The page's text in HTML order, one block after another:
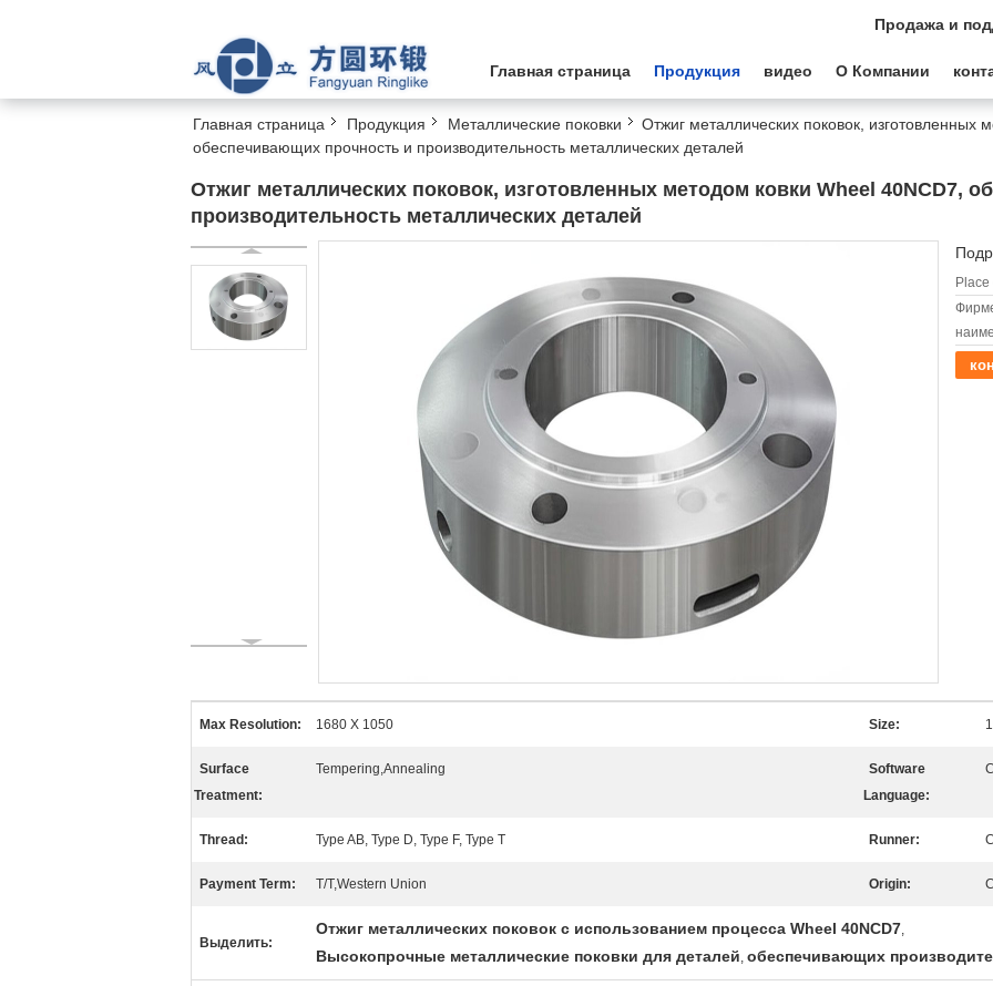
Продажа и
Главная страница Продукция видео О Компании
Главная страница Продукция Металлические поковки
Отжиг металлических поковок, изготовленных
обеспечивающих прочность и производительность металлических деталей
Отжиг металлических поковок, изготовленных методом ковки Wheel 40NCD7,
производительность металлических деталей
Max Resolution: 1680 X 1050 Size:
Surface
Treatment:
Tempering,Annealing
Software
Language:
Thread: Type AB, Type D, Type F, Type T Runner:
Payment Term: T/T,Western Union Origin:
Выделить:
Отжиг металлических поковок с использованием процесса Wheel 40NCD7,
Высокопрочные металлические поковки для деталей, обеспечивающих